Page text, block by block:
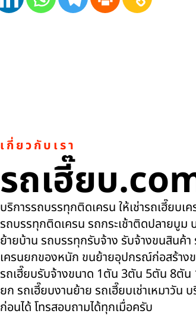
เกี่ยวกับเรา
รถเฮี๊ยบ
บริการรถบรรทุกติดเครน ให้เช่ารถเฮี๊ยบเ
รถบรรทุกติดเครน รถกระเช้าติดปลายบู
ย้ายบ้าน รถบรรทุกรับจ้าง รับจ้างขนสินค้
เครนยกของหนัก ขนย้ายอุปกรณ์ก่อสร้าง
รถเฮี๊ยบรับจ้างขนาด 1ตัน 3ตัน 5ตัน 8ตั
ยก รถเฮี๊ยบงานย้าย รถเฮี๊ยบเช่าเหมาวัน
ก่อนได้ โทรสอบถามได้ทุกเมื่อครับ